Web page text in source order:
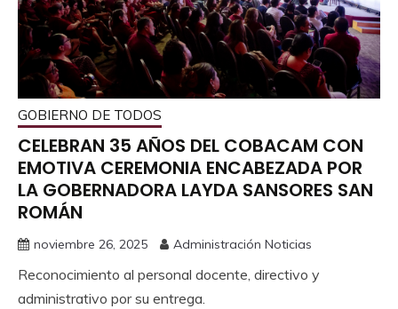
GOBIERNO DE TODOS
CELEBRAN 35 AÑOS DEL COBACAM CON
EMOTIVA CEREMONIA ENCABEZADA POR
LA GOBERNADORA LAYDA SANSORES SAN
ROMÁN
noviembre 26, 2025 Administración Noticias
Reconocimiento al personal docente, directivo y
administrativo por su entrega.